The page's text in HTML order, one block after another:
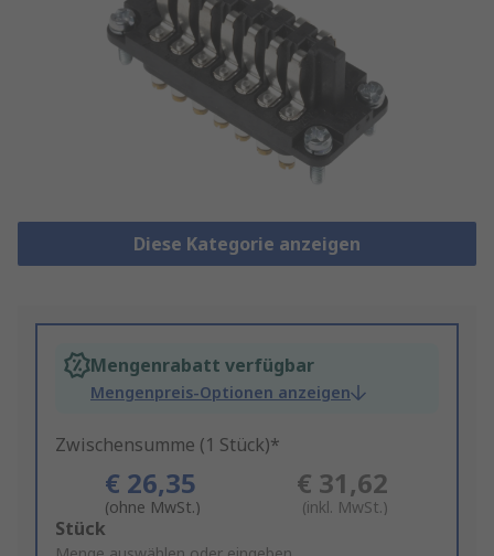
Diese Kategorie anzeigen
Mengenrabatt verfügbar
Mengenpreis-Optionen anzeigen
Zwischensumme (1 Stück)*
€ 26,35
(ohne MwSt.)
€ 31,62
(inkl. MwSt.)
Add
Stück